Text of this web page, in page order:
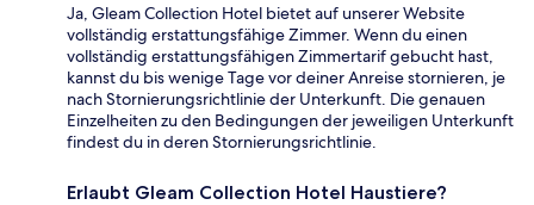
Ja, Gleam Collection Hotel bietet auf unserer Website
vollständig erstattungsfähige Zimmer. Wenn du einen
vollständig erstattungsfähigen Zimmertarif gebucht hast,
kannst du bis wenige Tage vor deiner Anreise stornieren, je
nach Stornierungsrichtlinie der Unterkunft. Die genauen
Einzelheiten zu den Bedingungen der jeweiligen Unterkunft
findest du in deren Stornierungsrichtlinie.
Erlaubt Gleam Collection Hotel Haustiere?